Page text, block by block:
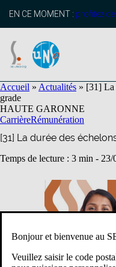
principal
EN CE MOMENT : profitez
Accueil » Actualités » [31] La
grade
HAUTE GARONNE
CarrièreRémunération
[31] La durée des
Temps de lecture : 3 min - 23/
Bonjour et bienvenue au
Veuillez saisir le code